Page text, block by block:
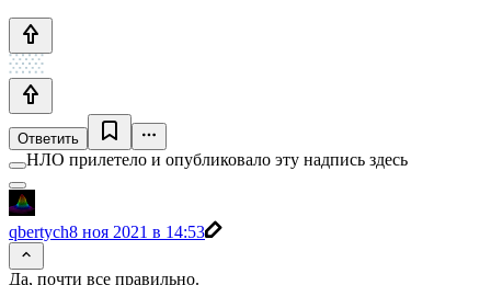
Ответить
НЛО прилетело и опубликовало эту надпись здесь
qbertych8 ноя 2021 в 14:53
Да, почти все правильно.